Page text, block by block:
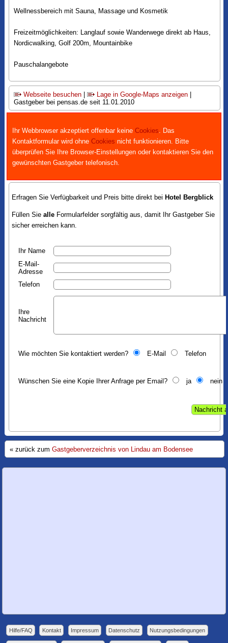
Wellnessbereich mit Sauna, Massage und Kosmetik
Freizeitmöglichkeiten: Langlauf sowie Wanderwege direkt ab Haus,
Nordicwalking, Golf 200m, Mountainbike
Pauschalangebote
Webseite besuchen| Lage in Google-Maps anzeigen|
Gastgeber bei pensas.de seit 11.01.2010
Ihr Webbrowser akzeptiert offenbar keineCookies . Das
Kontaktformular wird ohneCookies nicht funktionieren. Bitte
überprüfen Sie Ihre Browser-Einstellungen oder kontaktieren Sie den
gewünschten Gastgeber telefonisch.
Erfragen Sie Verfügbarkeit und Preis bitte direkt bei Hotel Bergblick
Füllen Sie alleFormularfelder sorgfältig aus, damit Ihr Gastgeber Sie
sicher erreichen kann.
Ihr Name
E-Mail-
Adresse
Telefon
Ihre
Nachricht
Wie möchten Sie kontaktiert werden? E-Mail Telefon
Wünschen Sie eine Kopie Ihrer Anfrage per Email? ja nein
« zurück zum Gastgeberverzeichnis von Lindau am Bodensee
Hilfe/FAQ Kontakt Impressum Datenschutz Nutzungsbedingungen